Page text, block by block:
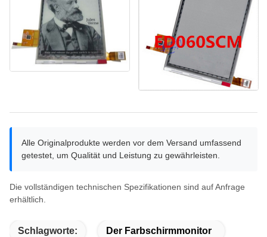
Alle Originalprodukte werden vor dem Versand umfassend
getestet, um Qualität und Leistung zu gewährleisten.
Die vollständigen technischen Spezifikationen sind auf Anfrage
erhältlich.
Schlagworte: Der Farbschirmmonitor